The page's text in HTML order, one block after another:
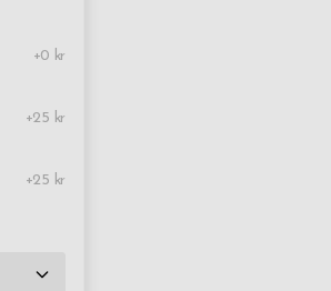
+0 kr
+25 kr
+25 kr